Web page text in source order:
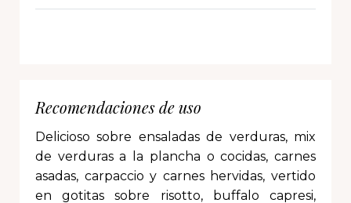
Recomendaciones de uso
Delicioso sobre ensaladas de verduras, mix
de verduras a la plancha o cocidas, carnes
asadas, carpaccio y carnes hervidas, vertido
en gotitas sobre risotto, buffalo capresi,